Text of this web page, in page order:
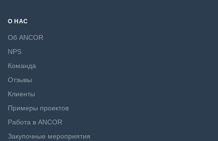
О НАС
Об ANCOR
NPS
Команда
Отзывы
Клиенты
Примеры проектов
Работа в ANCOR
Закупочные мероприятия